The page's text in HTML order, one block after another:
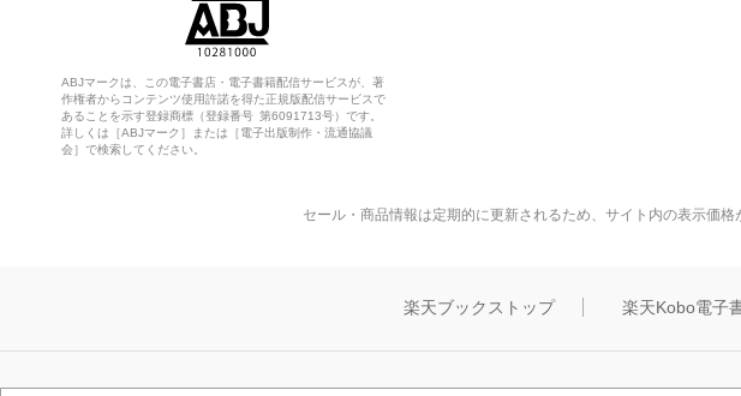
ABJマークは、この電子書店・電子書籍配信サービスが、著
作権者からコンテンツ使用許諾を得た正規版配信サービスで
あることを示す登録商標（登録番号 第6091713号）です。
詳しくは［ABJマーク］または［電子出版制作・流通協議
会］で検索してください。
セール・商品情報は定期的に更新されるため、サイト内の表示価
楽天ブックストップ 楽天Kobo電子